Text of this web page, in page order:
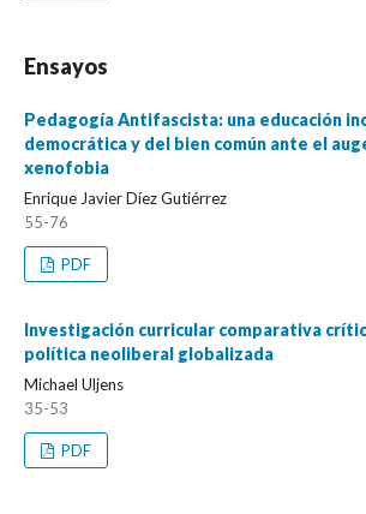
Ensayos
Pedagogía Antifascista: una educación
democrática y del bien común ante el
xenofobia
Enrique Javier Díez Gutiérrez
55-76
PDF
Investigación curricular comparativa
política neoliberal globalizada
Michael Uljens
35-53
PDF